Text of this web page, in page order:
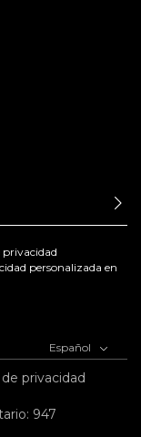
privacidad
personalizada en
Español
privacidad
947